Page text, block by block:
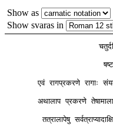
Show as
Show svaras in
एवं रागप्रकरणे रागाः संयङ्
अथालाप प्रकरणे
तत्रालापेषु